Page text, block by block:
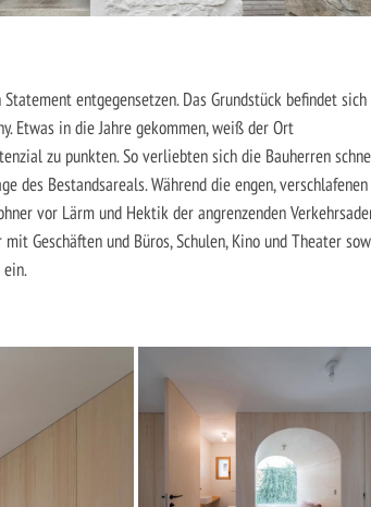
entgegensetzen. Das Grundstück befindet
Etwas in die Jahre gekommen, weiß der Ort
zu punkten. So verliebten sich die Bauherren
des Bestandsareals. Während die engen, verschlafenen
vor Lärm und Hektik der angrenzenden
Geschäften und Büros, Schulen, Kino und Theater